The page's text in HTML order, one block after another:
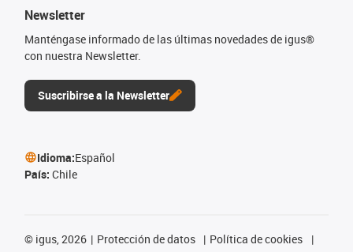
Newsletter
Manténgase informado de las últimas novedades de igus®
con nuestra Newsletter.
Suscribirse a la Newsletter
Idioma:Español
País: Chile
© igus, 2026 Protección de datos
Política de cookies